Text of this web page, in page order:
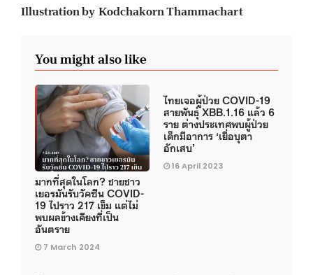
Illustration by Kodchakorn Thammachart
You might also like
มากที่สุดในโลก? ชายชาว
เยอรมันรับวัคซีน COVID-
19 ไปราว 217 เข็ม แต่ไม่
พบผลข้างเคียงที่เป็น
อันตราย
7 March 2024
ไทยเจอผู้ป่วย COVID-19
สายพันธุ์ XBB.1.16 แล้ว 6
ราย ต่างประเทศพบผู้ป่วย
เด็กมีอาการ ‘เยื่อบุตา
อักเสบ’
16 April 2023